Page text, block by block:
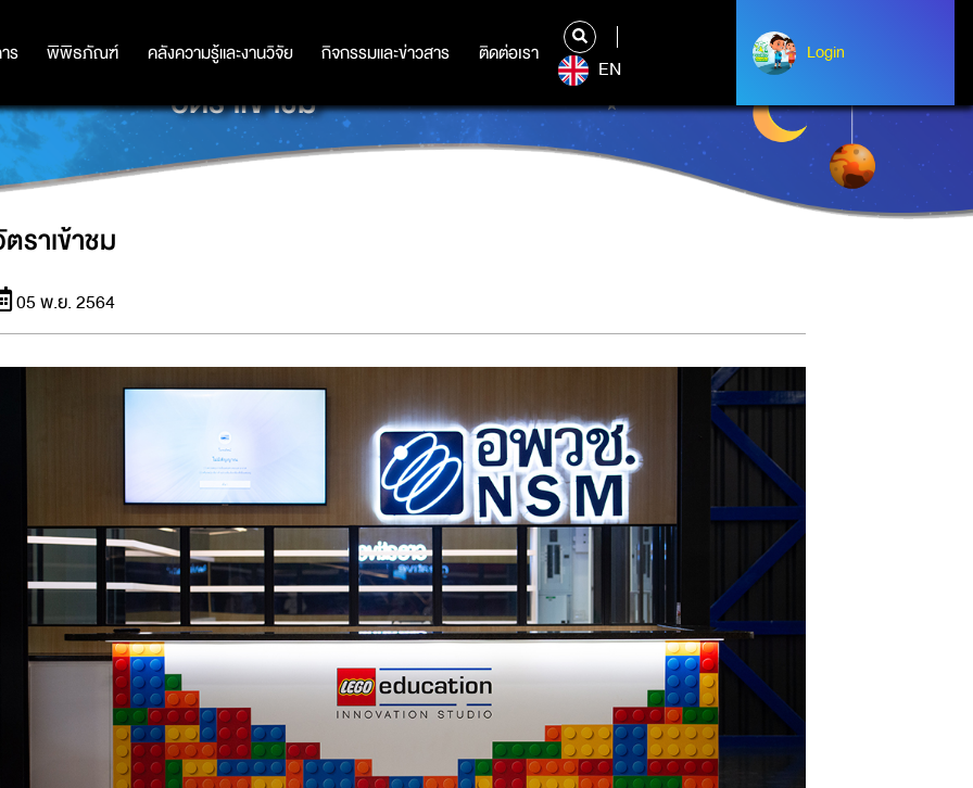
ร พิพิธภัณฑ์ คลังความรู้และงานวิจัย กิจกรรมและข่าวสาร ติดต่อเรา
ร พิพิธภัณฑ์ คลังความรู้และงานวิจัย กิจกรรมและข่าวสาร ติดต่อเรา
EN
Login
Login
อัตราเข้าชม
ราเข้าชม
05 พ.ย. 2564